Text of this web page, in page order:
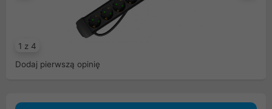
1 z 4
Dodaj pierwszą opinię